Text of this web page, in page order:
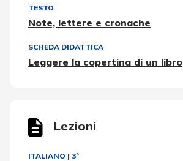
TESTO
Note, lettere e cronache
SCHEDA DIDATTICA
Leggere la copertina di un libro
Lezioni
ITALIANO | 3ª